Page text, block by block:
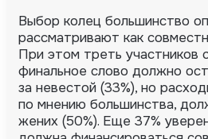
Выбор колец большинство
рассматривают как
При этом треть участников
финальное слово должно
за невестой (33%), но
по мнению большинства,
жених (50%). Еще 37%